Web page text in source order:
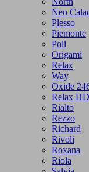
Neo
Plesso
Piemonte
Poli
Origami
Relax
Way
Oxide
Relax HD
Rialto
Rezzo
Richard
Rivoli
Roxana
Riola